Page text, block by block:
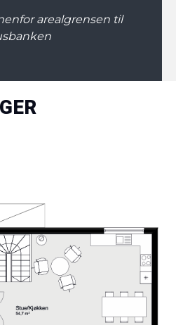
arealgrensen til